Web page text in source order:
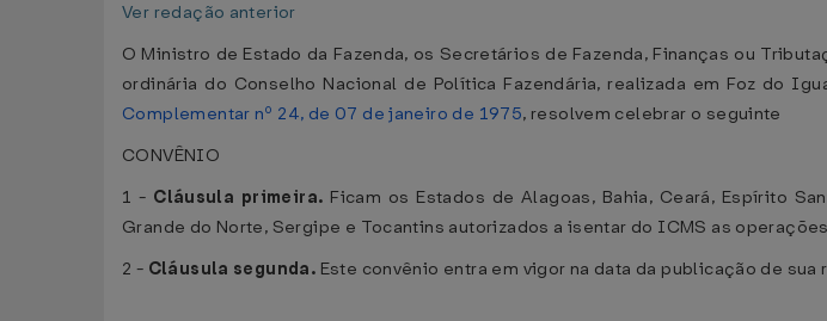
Ver redação anterior
O Ministro de Estado da Fazenda, os Secretários de Fazenda, Finanças ou
ordinária do Conselho Nacional de Política Fazendária, realizada em Foz do
Complementar nº 24, de 07 de janeiro de 1975, resolvem celebrar o seguinte
CONVÊNIO
1 - Cláusula primeira. Ficam os Estados de Alagoas, Bahia, Ceará, Espírito
Grande do Norte, Sergipe e Tocantins autorizados a isentar do ICMS as
2 - Cláusula segunda. Este convênio entra em vigor na data da publicação de